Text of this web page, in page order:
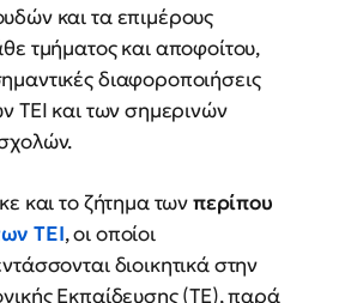
και τα επιμέρους
τμήματος και αποφοίτου,
διαφοροποιήσεις
ΤΕΙ και των σημερινών
και το ζήτημα τωνπερίπου
ΤΕΙ, οι οποίοι
διοικητικά στην
Εκπαίδευσης (ΤΕ), παρά